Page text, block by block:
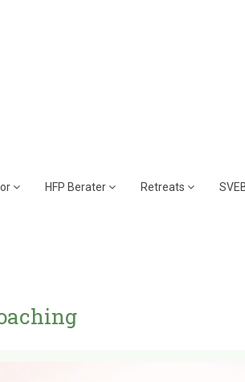
HFP Berater Retreats